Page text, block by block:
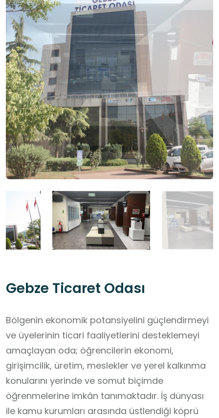
Gebze Ticaret Odası
Bölgenin ekonomik potansiyelini güçlendirmeyi
ve üyelerinin ticari faaliyetlerini desteklemeyi
amaçlayan oda; öğrencilerin ekonomi,
girişimcilik, üretim, meslekler ve yerel kalkınma
konularını yerinde ve somut biçimde
öğrenmelerine imkân tanımaktadır. İş dünyası
ile kamu kurumları arasında üstlendiği köprü